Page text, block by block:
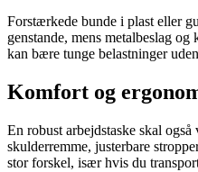
Forstærkede bunde i plast eller
genstande, mens metalbeslag
kan bære tunge belastninger
Komfort og
En robust arbejdstaske skal
skulderremme, justerbare
stor forskel, især hvis du